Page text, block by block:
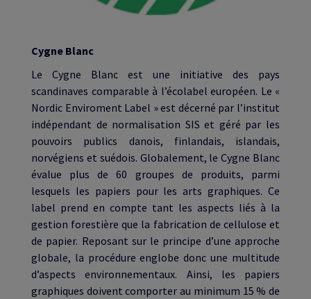
Cygne Blanc​
Le Cygne Blanc est une initiative des pays
scandinaves comparable à l’écolabel européen. Le «
Nordic Enviroment Label » est décerné par l’institut
indépendant de normalisation SIS et géré par les
pouvoirs publics danois, finlandais, islandais,
norvégiens et suédois. Globalement, le Cygne Blanc
évalue plus de 60 groupes de produits, parmi
lesquels les papiers pour les arts graphiques. Ce
label prend en compte tant les aspects liés à la
gestion forestière que la fabrication de cellulose et
de papier. Reposant sur le principe d’une approche
globale, la procédure englobe donc une multitude
d’aspects environnementaux. Ainsi, les papiers
graphiques doivent comporter au minimum 15 % de